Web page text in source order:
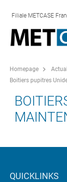
Filiale METCASE
Homepage
Boitiers pupitres
QUICKLINKS